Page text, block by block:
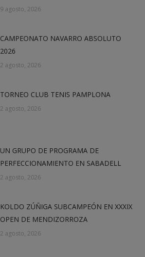
9 agosto, 2026
CAMPEONATO NAVARRO ABSOLUTO
2026
2 agosto, 2026
TORNEO CLUB TENIS PAMPLONA
2 agosto, 2026
UN GRUPO DE PROGRAMA DE
PERFECCIONAMIENTO EN SABADELL
2 agosto, 2026
KOLDO ZÚÑIGA SUBCAMPEÓN EN XXXIX
OPEN DE MENDIZORROZA
2 agosto, 2026